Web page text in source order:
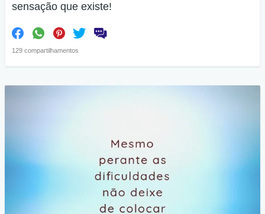
sensação que existe!
129 compartilhamentos